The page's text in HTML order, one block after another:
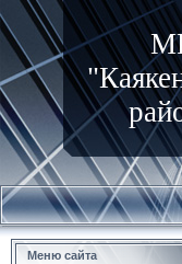
Меню сайта